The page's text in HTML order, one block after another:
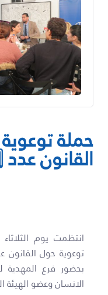
حملة
القانون عدد 5️⃣
بحضور فرع المهدية
الانسان وعضو الهيئة